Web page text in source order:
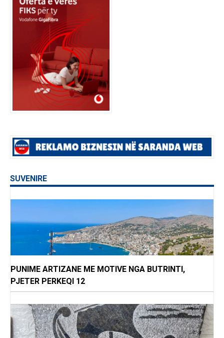
SUVENIRE
PUNIME ARTIZANE ME MOTIVE NGA BUTRINTI,
PJETER PERKEQI 12